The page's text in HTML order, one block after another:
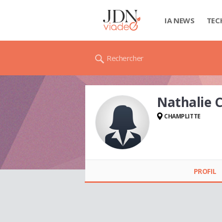
IA NEWS
Rechercher
Nathalie
CHAMPLITTE
PROFIL